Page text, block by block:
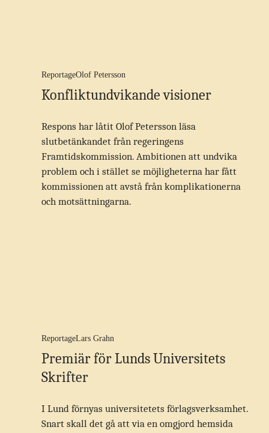
ReportageOlof Petersson
Konfliktundvikande visioner
Respons har låtit Olof Petersson läsa
slutbetänkandet från regeringens
Framtidskommission. Ambitionen att undvika
problem och i stället se möjligheterna har fått
kommissionen att avstå från komplikationerna
och motsättningarna.
ReportageLars Grahn
Premiär för Lunds Universitets
Skrifter
I Lund förnyas universitetets förlagsverksamhet.
Snart skall det gå att via en omgjord hemsida